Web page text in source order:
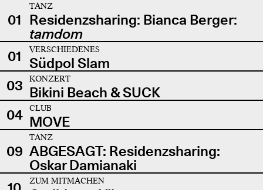
01
TANZ
Residenzsharing: Bianca Berger:
tamdom
01
VERSCHIEDENES
Südpol Slam
03
KONZERT
Bikini Beach & SUCK
04
CLUB
MOVE
09
TANZ
ABGESAGT: Residenzsharing:
Oskar Damianaki
ZUM MITMACHEN